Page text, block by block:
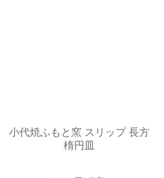
小代焼ふもと窯 スリップ 長方
楕円皿